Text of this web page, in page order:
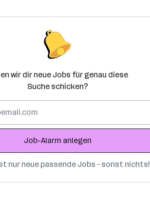
wir dir neue Jobs für genau diese
Suche schicken?
Job-Alarm anlegen
nur neue passende Jobs – sonst nichts!